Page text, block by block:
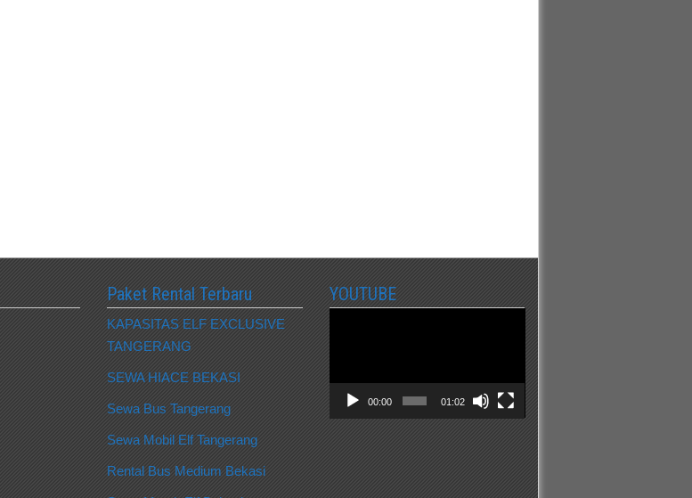
Paket Rental Terbaru
KAPASITAS ELF EXCLUSIVE
TANGERANG
SEWA HIACE BEKASI
Sewa Bus Tangerang
Sewa Mobil Elf Tangerang
Rental Bus Medium Bekasi
YOUTUBE
00:00 01:02